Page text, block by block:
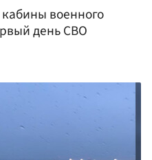
военного
день СВО